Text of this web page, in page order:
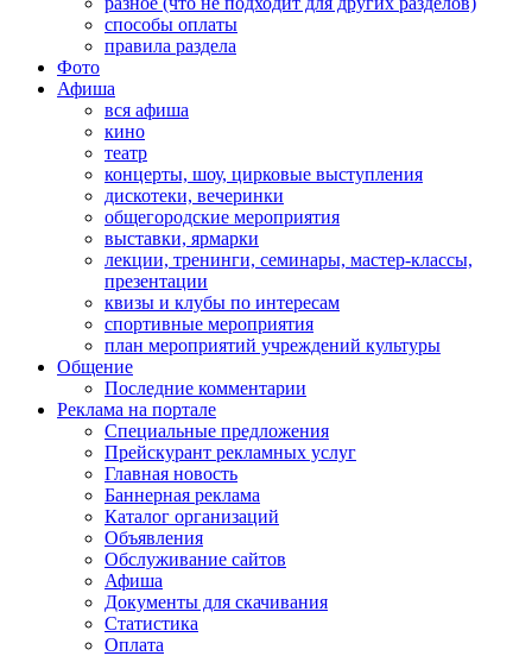
способы оплаты
правила раздела
Фото
Афиша
вся афиша
кино
театр
концерты, шоу, цирковые выступления
дискотеки, вечеринки
общегородские мероприятия
выставки, ярмарки
лекции, тренинги, семинары, мастер-классы,
презентации
квизы и клубы по интересам
спортивные мероприятия
план мероприятий учреждений культуры
Общение
Последние комментарии
Реклама на портале
Специальные предложения
Прейскурант рекламных услуг
Главная новость
Баннерная реклама
Каталог организаций
Объявления
Обслуживание сайтов
Афиша
Документы для скачивания
Статистика
Оплата